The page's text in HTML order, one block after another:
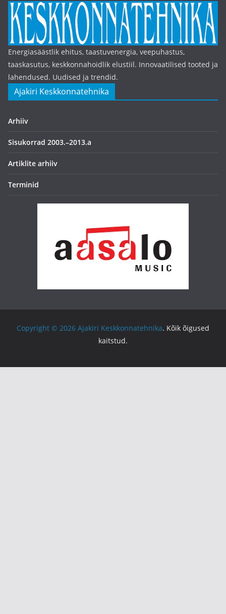
Energiasäästlik ehitus, taastuvenergia, veepuhastus,
taaskasutus, keskkonnahoidlik elustiil. Innovaatilised tooted ja
lahendused. Uudised ja trendid.
Ajakiri Keskkonnatehnika
Arhiiv
Sisukorrad 2003.–2013.a
Artiklite arhiiv
Terminid
Copyright © 2026 Ajakiri Keskkonnatehnika. Kõik õigused
kaitstud.